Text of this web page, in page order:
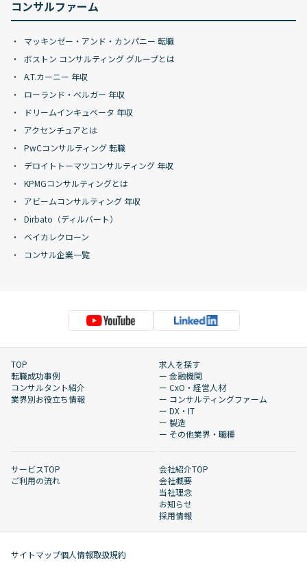
コンサルファーム
マッキンゼー・アンド・カンパニー 転職
ボストン コンサルティング グループとは
A.T.カーニー 年収
ローランド・ベルガー 年収
ドリームインキュベータ 年収
アクセンチュアとは
PwCコンサルティング 転職
デロイトトーマツコンサルティング 年収
KPMGコンサルティングとは
アビームコンサルティング 年収
Dirbato（ディルバート）
ベイカレクローン
コンサル企業一覧
TOP
転職成功事例
コンサルタント紹介
業界別お役立ち情報
求人を探す
ー 金融機関
ー CxO・経営人材
ー コンサルティングファーム
ー DX・IT
ー 製造
ー その他業界・職種
サービスTOP
ご利用の流れ
会社紹介TOP
会社概要
当社理念
お知らせ
採用情報
サイトマップ個人情報取扱規約